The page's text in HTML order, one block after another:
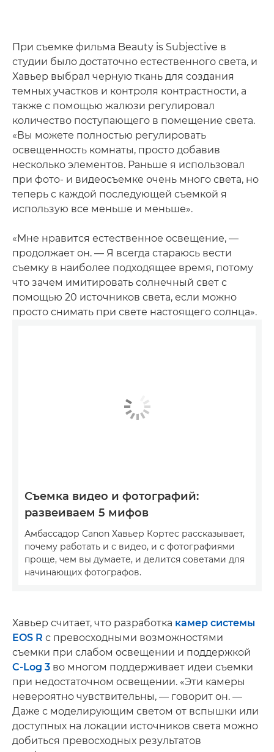
При съемке фильма Beauty is Subjective в
студии было достаточно естественного света, и
Хавьер выбрал черную ткань для создания
темных участков и контроля контрастности, а
также с помощью жалюзи регулировал
количество поступающего в помещение света.
«Вы можете полностью регулировать
освещенность комнаты, просто добавив
несколько элементов. Раньше я использовал
при фото- и видеосъемке очень много света, но
теперь с каждой последующей съемкой я
использую все меньше и меньше».
«Мне нравится естественное освещение, —
продолжает он. — Я всегда стараюсь вести
съемку в наиболее подходящее время, потому
что зачем имитировать солнечный свет с
помощью 20 источников света, если можно
просто снимать при свете настоящего солнца».
Съемка видео и фотографий:
развеиваем 5 мифов
Амбассадор Canon Хавьер Кортес рассказывает,
почему работать и с видео, и с фотографиями
проще, чем вы думаете, и делится советами для
начинающих фотографов.
Хавьер считает, что разработка камер системы
EOS R с превосходными возможностями
съемки при слабом освещении и поддержкой
C-Log 3 во многом поддерживает идеи съемки
при недостаточном освещении. «Эти камеры
невероятно чувствительны, — говорит он. —
Даже с моделирующим светом от вспышки или
доступных на локации источников света можно
добиться превосходных результатов